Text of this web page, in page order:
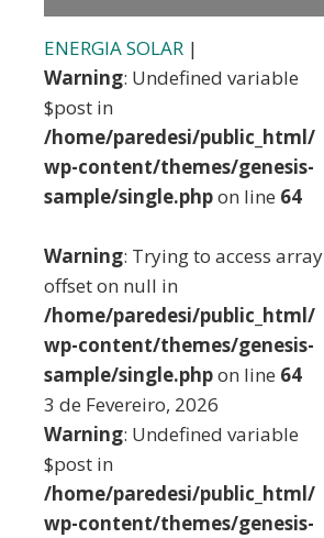
ENERGIA SOLAR |
Warning: Undefined variable
$post in
/home/paredesi/public_html/
wp-content/themes/genesis-
sample/single.phpon line 64
Warning: Trying to access array
offset on null in
/home/paredesi/public_html/
wp-content/themes/genesis-
sample/single.phpon line 64
3 de Fevereiro, 2026
Warning: Undefined variable
$post in
/home/paredesi/public_html/
wp-content/themes/genesis-